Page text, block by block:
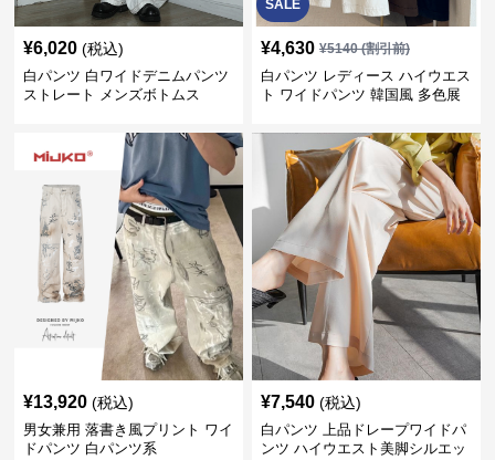
¥6,020 (税込)
白パンツ 白ワイドデニムパンツ
ストレート メンズボトムス
SALE
¥4,630 ¥5140(割引前)
白パンツ レディース ハイウエス
ト ワイドパンツ 韓国風 多色展
¥13,920 (税込)
男女兼用 落書き風プリント ワイ
ドパンツ 白パンツ系
¥7,540 (税込)
白パンツ 上品ドレープワイドパ
ンツ ハイウエスト美脚シルエッ